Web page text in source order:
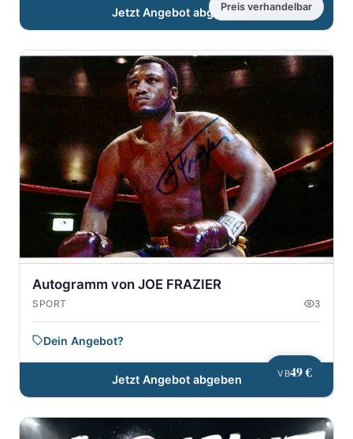
Preis verhandelbar
Jetzt Angebot abgeben
VB49 €
Autogramm von JOE FRAZIER
SPORT 3
Dein Angebot?
Jetzt Angebot abgeben